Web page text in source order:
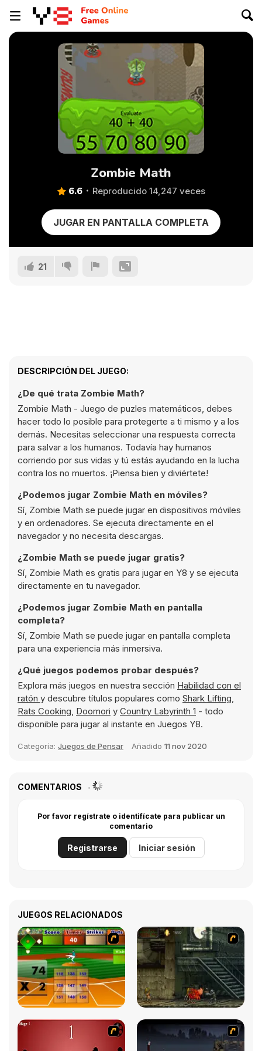
Zombie Math
6.6 Reproducido 14,247 veces
JUGAR EN PANTALLA COMPLETA
21
DESCRIPCIÓN DEL JUEGO:
¿De qué trata Zombie Math?
Zombie Math - Juego de puzles matemáticos, debes
hacer todo lo posible para protegerte a ti mismo y a los
demás. Necesitas seleccionar una respuesta correcta
para salvar a los humanos. Todavía hay humanos
corriendo por sus vidas y tú estás ayudando en la lucha
contra los no muertos. ¡Piensa bien y diviértete!
¿Podemos jugar Zombie Math en móviles?
Sí, Zombie Math se puede jugar en dispositivos móviles
y en ordenadores. Se ejecuta directamente en el
navegador y no necesita descargas.
¿Zombie Math se puede jugar gratis?
Sí, Zombie Math es gratis para jugar en Y8 y se ejecuta
directamente en tu navegador.
¿Podemos jugar Zombie Math en pantalla
completa?
Sí, Zombie Math se puede jugar en pantalla completa
para una experiencia más inmersiva.
¿Qué juegos podemos probar después?
Explora más juegos en nuestra sección Habilidad con el
ratón y descubre títulos populares como Shark Lifting,
Rats Cooking, Doomori y Country Labyrinth 1 - todo
disponible para jugar al instante en Juegos Y8.
Categoría: Juegos de Pensar Añadido 11 nov 2020
COMENTARIOS
Por favor regístrate o identifícate para publicar un
comentario
Registrarse Iniciar sesión
JUEGOS RELACIONADOS